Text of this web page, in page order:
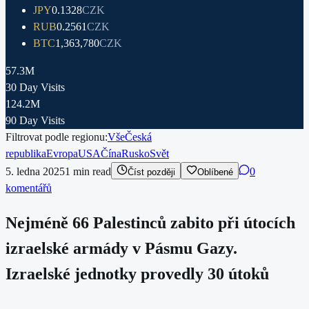
JPY0.1328CZK
RUB0.2561CZK
BTC1,363,780CZK
57.3M
30 Day Visits
124.2M
90 Day Visits
Filtrovat podle regionu:VšeČeská
republikaEvropaUSAČínaRuskoSvět
5. ledna 20251 min read Číst později Oblíbené
0
komentářů
Nejméně 66 Palestinců zabito při útocích
izraelské armády v Pásmu Gazy.
Izraelské jednotky provedly 30 útoků